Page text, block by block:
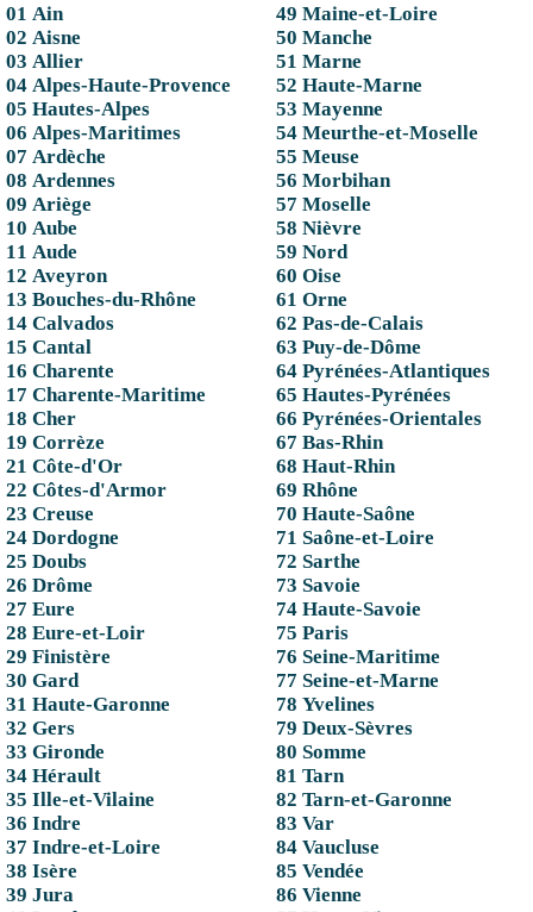
01 Ain
02 Aisne
03 Allier
04 Alpes-Haute-Provence
05 Hautes-Alpes
06 Alpes-Maritimes
07 Ardèche
08 Ardennes
09 Ariège
10 Aube
11 Aude
12 Aveyron
13 Bouches-du-Rhône
14 Calvados
15 Cantal
16 Charente
17 Charente-Maritime
18 Cher
19 Corrèze
21 Côte-d'Or
22 Côtes-d'Armor
23 Creuse
24 Dordogne
25 Doubs
26 Drôme
27 Eure
28 Eure-et-Loir
29 Finistère
30 Gard
31 Haute-Garonne
32 Gers
33 Gironde
34 Hérault
35 Ille-et-Vilaine
36 Indre
37 Indre-et-Loire
38 Isère
39 Jura
49 Maine-et-Loire
50 Manche
51 Marne
52 Haute-Marne
53 Mayenne
54 Meurthe-et-Moselle
55 Meuse
56 Morbihan
57 Moselle
58 Nièvre
59 Nord
60 Oise
61 Orne
62 Pas-de-Calais
63 Puy-de-Dôme
64 Pyrénées-Atlantiques
65 Hautes-Pyrénées
66 Pyrénées-Orientales
67 Bas-Rhin
68 Haut-Rhin
69 Rhône
70 Haute-Saône
71 Saône-et-Loire
72 Sarthe
73 Savoie
74 Haute-Savoie
75 Paris
76 Seine-Maritime
77 Seine-et-Marne
78 Yvelines
79 Deux-Sèvres
80 Somme
81 Tarn
82 Tarn-et-Garonne
83 Var
84 Vaucluse
85 Vendée
86 Vienne